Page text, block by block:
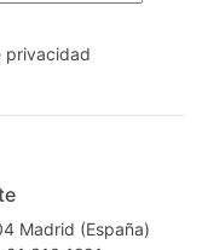
privacidad
Madrid (España)